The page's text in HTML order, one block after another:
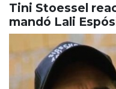
Tini Stoessel
mandó Lali